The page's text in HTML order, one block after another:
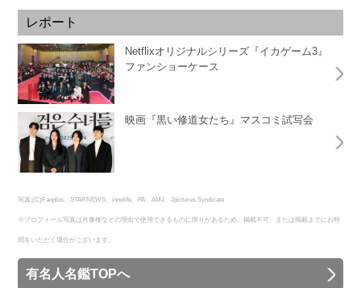
レポート
Netflixオリジナルシリーズ『イカゲーム3』
ファンショーケース
映画『黒い修道女たち』マスコミ試写会
写真:(C)Fanplus、STARNEWS、innolife、PA、AMJ、Jpictures Syndicate
※プロフィール写真は肖像権などの理由で使用できるものに限りがあるため、掲載不可、または掲載までにお時
間をいただく場合がございます。
有名人名鑑TOPへ